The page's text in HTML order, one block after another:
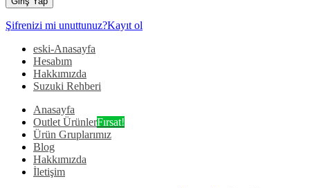
Şifrenizi mi unuttunuz?Kayıt ol
eski-Anasayfa
Hesabım
Hakkımızda
Suzuki Rehberi
Anasayfa
Outlet ÜrünlerFırsat!
Ürün Gruplarımız
Blog
Hakkımızda
İletişim